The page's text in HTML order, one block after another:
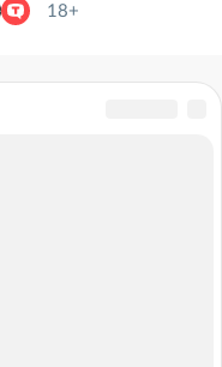
18+